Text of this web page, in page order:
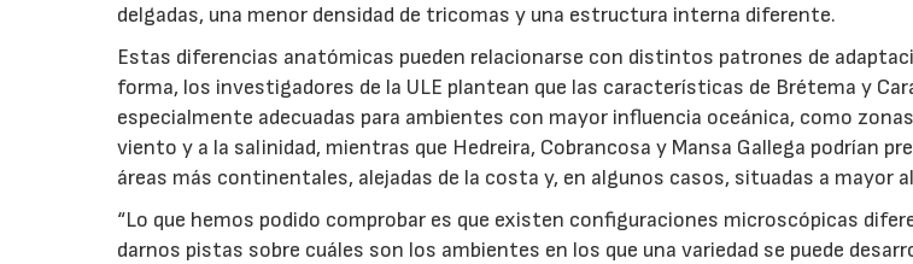
delgadas, una menor densidad de tricomas y una estructura interna diferente.
Estas diferencias anatómicas pueden relacionarse con distintos patrones de
forma, los investigadores de la ULE plantean que las características de Brétema y
especialmente adecuadas para ambientes con mayor influencia oceánica, como
viento y a la salinidad, mientras que Hedreira, Cobrancosa y Mansa Gallega podrían
áreas más continentales, alejadas de la costa y, en algunos casos, situadas a mayor
“Lo que hemos podido comprobar es que existen configuraciones microscópicas
darnos pistas sobre cuáles son los ambientes en los que una variedad se puede